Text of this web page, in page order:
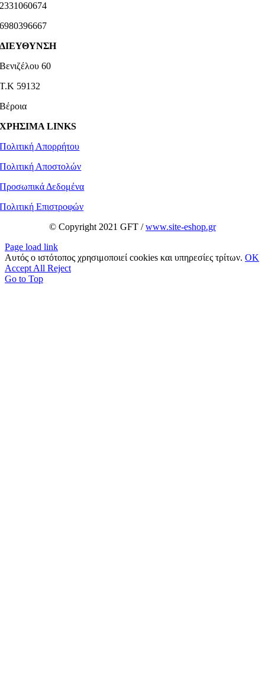
2331060674
6980396667
ΔΙΕΥΘΥΝΣΗ
Βενιζέλου 60
Τ.Κ 59132
Βέροια
ΧΡΗΣΙΜΑ LINKS
Πολιτική Απορρήτου
Πολιτική Αποστολών
Προσωπικά Δεδομένα
Πολιτική Επιστροφών
© Copyright 2021 GFT /www.site-eshop.gr
Page load link
Αυτός ο ιστότοπος χρησιμοποιεί cookies και υπηρεσίες τρίτων. OK
Accept All Reject
Go to Top